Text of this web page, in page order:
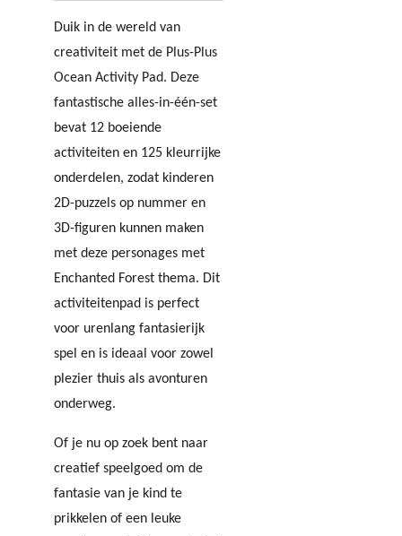
Duik in de wereld van
creativiteit met de Plus-Plus
Ocean Activity Pad. Deze
fantastische alles-in-één-set
bevat 12 boeiende
activiteiten en 125 kleurrijke
onderdelen, zodat kinderen
2D-puzzels op nummer en
3D-figuren kunnen maken
met deze personages met
Enchanted Forest thema. Dit
activiteitenpad is perfect
voor urenlang fantasierijk
spel en is ideaal voor zowel
plezier thuis als avonturen
onderweg.
Of je nu op zoek bent naar
creatief speelgoed om de
fantasie van je kind te
prikkelen of een leuke